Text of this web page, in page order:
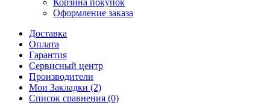
Корзина покупок
Оформление заказа
Доставка
Оплата
Гарантия
Сервисный центр
Производители
Мои Закладки (2)
Список сравнения (0)